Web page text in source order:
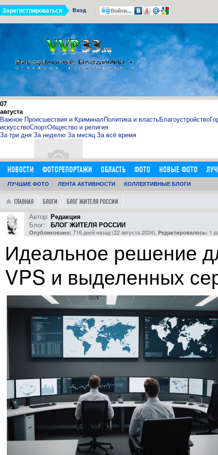
Вход
Зарегистрироваться
07
августа
Важное Происшествия и КриминалПолитика и властьБлагоустройство
искусствоСпортОбщество и религия
За три дня За неделю За месяц За всё время
11:14:00
http://sosna.kiev.ua - искуственная ёлка - нечно
Как я выбрал искусственную елку 1,8 м в инернет-магазине
НОВОСТИ ФОТОРЕПОРТАЖИ ОБЛАСТЬ ФОТО НОВЫЕ ФОТО
ОБЪЯВЛЕНИЯ
ДОБАВИТЬ ОБЪЯВЛЕНИЕ ЛЮДИ ФОРУМ ГОРОД
ЛУЧШИЕ ФОТО ЛЕНТА АКТИВНОСТИ КОЛЛЕКТИВНЫЕ БЛОГИ
ГЛАВНАЯ БЛОГИ
БЛОГ ЖИТЕЛЯ РОССИИ
ИДЕАЛЬНОЕ РЕШЕНИЕ ДЛЯ ВАШЕГО БИЗНЕСА: ВЫБОР VPS И ВЫДЕЛЕННЫХ СЕРВЕРОВ В
Автор: Редакция
Блог:
БЛОГ ЖИТЕЛЯ РОССИИ
Опубликовано: 716 дней назад (22 августа 2024), Редактировалось: 1
Идеальное решение
VPS и выделенных